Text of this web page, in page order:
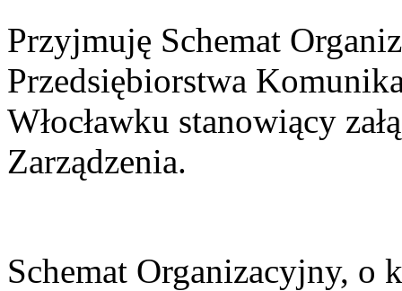
Przyjmuję Schemat
Przedsiębiorstwa
Włocławku stanowiący
Zarządzenia.
Schemat Organizacyjny, o